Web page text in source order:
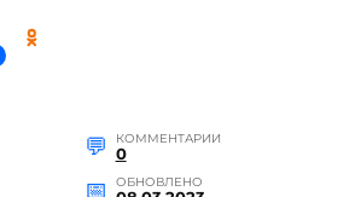
КОММЕНТАРИИ
0
ОБНОВЛЕНО